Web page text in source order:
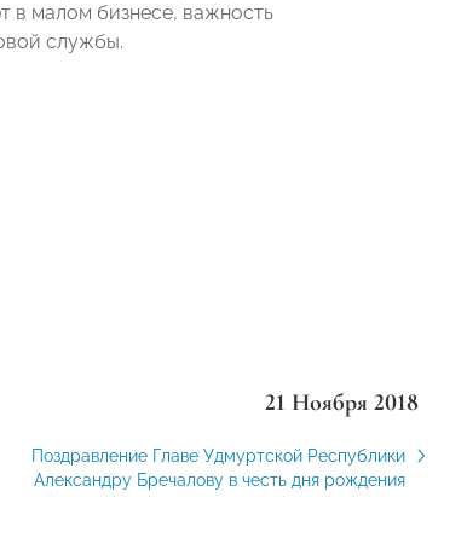
в малом бизнесе, важность
службы.
21 Ноября 2018
Поздравление Главе Удмуртской Республики
Александру Бречалову в честь дня рождения